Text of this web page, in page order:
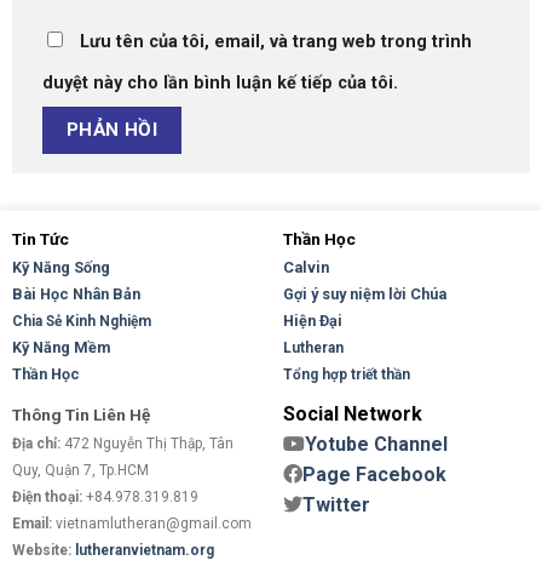
Lưu tên của tôi, email, và trang web trong trình
duyệt này cho lần bình luận kế tiếp của tôi.
Tin Tức
Kỹ Năng Sống
Bài Học Nhân Bản
Chia Sẻ Kinh Nghiệm
Kỹ Năng Mềm
Thần Học
Thần Học
Calvin
Gợi ý suy niệm lời Chúa
Hiện Đại
Lutheran
Tổng hợp triết thần
Thông Tin Liên Hệ
Địa chỉ: 472 Nguyễn Thị Thập, Tân
Quy, Quận 7, Tp.HCM
Điện thoại: +84.978.319.819
Email: vietnamlutheran@gmail.com
Website: lutheranvietnam.org
Social Network
Yotube Channel
Page Facebook
Twitter